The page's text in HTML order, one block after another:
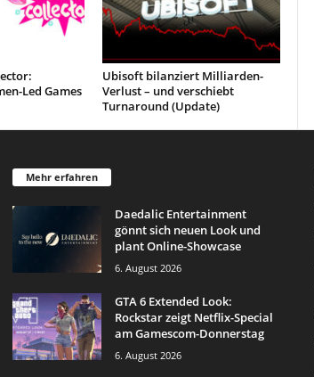
Led Games
Ubisoft bilanziert Milliarden-
Verlust – und verschiebt
Turnaround (Update)
Mehr erfahren
Daedalic Entertainment
gönnt sich neuen Look und
plant Online-Showcase
6. August 2026
GTA 6 Extended Look:
Rockstar zeigt Netflix-Special
am Gamescom-Donnerstag
6. August 2026